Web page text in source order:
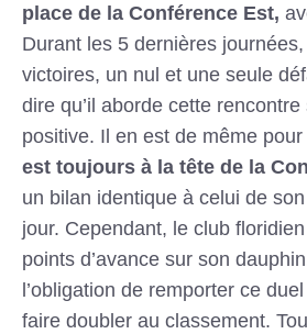
place de la Conférence Est,
Durant les 5 dernières
victoires, un nul et une seule
dire qu’il aborde cette
positive. Il en est de même pour
est toujours à la tête de la
un bilan identique à celui de
jour. Cependant, le club floridien
points d’avance sur son
l’obligation de remporter ce
faire doubler au classement.